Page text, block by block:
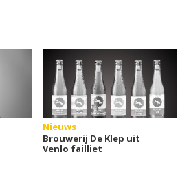
Nieuws
Brouwerij De Klep uit
Venlo failliet